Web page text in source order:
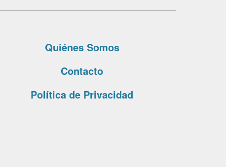
Quiénes Somos
Contacto
Política de Privacidad